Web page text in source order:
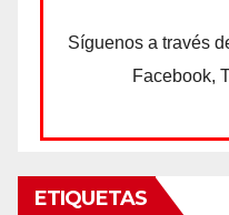
Síguenos a través
Facebook,
ETIQUETAS